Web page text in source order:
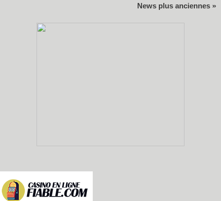
News plus anciennes »